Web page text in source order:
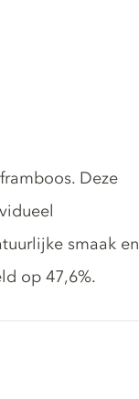
Deze
smaak en
op 47,6%.